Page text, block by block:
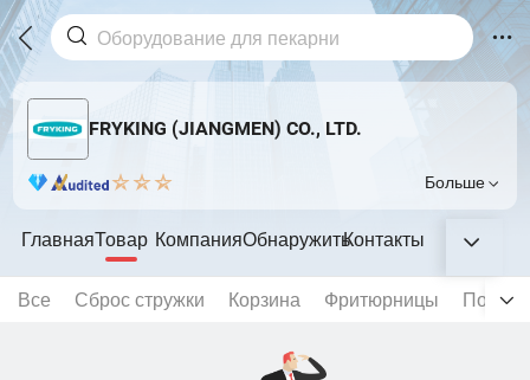
FRYKING (JIANGMEN) CO., LTD.
Больше
ГлавнаяТовар КомпанияОбнаружитьКонтакты
Все Сброс стружки Корзина Фритюрницы